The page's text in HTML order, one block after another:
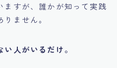
ますが、誰かが知って実践
ません。
人がいるだけ。